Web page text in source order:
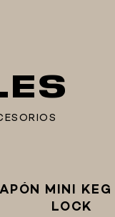
MINI
LOCK